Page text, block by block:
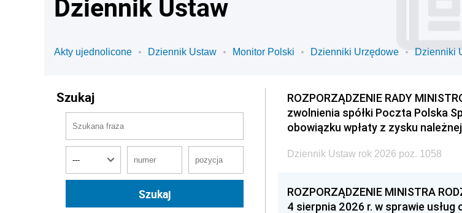
Dziennik Ustaw
Akty ujednolicone Dziennik Ustaw Monitor Polski Dzienniki Urzędowe Dzienniki
Szukaj
ROZPORZĄDZENIE RADY
zwolnienia spółki Poczta Polska
obowiązku wpłaty z zysku
Dziennik Ustaw rok 2026 poz. 1058
ROZPORZĄDZENIE MINISTRA
4 sierpnia 2026 r. w sprawie